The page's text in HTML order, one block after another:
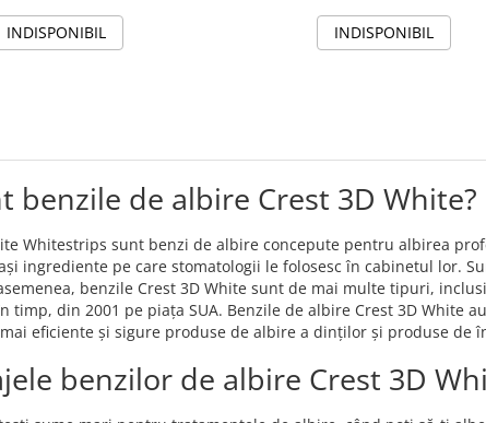
INDISPONIBIL INDISPONIBIL
benzile de albire Crest 3D White?
Whitestrips sunt benzi de albire concepute pentru albirea
ingrediente pe care stomatologii le folosesc în cabinetul lor.
benzile Crest 3D White sunt de mai multe tipuri,
timp, din 2001 pe piața SUA. Benzile de albire Crest 3D White
eficiente și sigure produse de albire a dinților și produse de
benzilor de albire Crest 3D